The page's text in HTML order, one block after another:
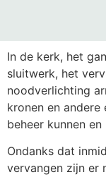
In de kerk, het
sluitwerk, het
noodverlichting
kronen en andere
beheer kunnen
Ondanks dat
vervangen zijn er